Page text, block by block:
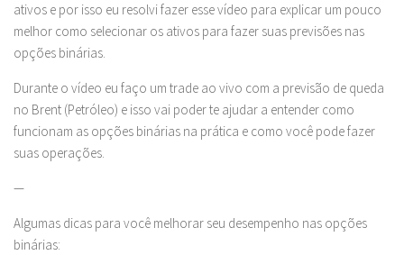
ativos e por isso eu resolvi fazer esse vídeo para explicar um pouco
melhor como selecionar os ativos para fazer suas previsões nas
opções binárias.
Durante o vídeo eu faço um trade ao vivo com a previsão de queda
no Brent (Petróleo) e isso vai poder te ajudar a entender como
funcionam as opções binárias na prática e como você pode fazer
suas operações.
—
Algumas dicas para você melhorar seu desempenho nas opções
binárias: